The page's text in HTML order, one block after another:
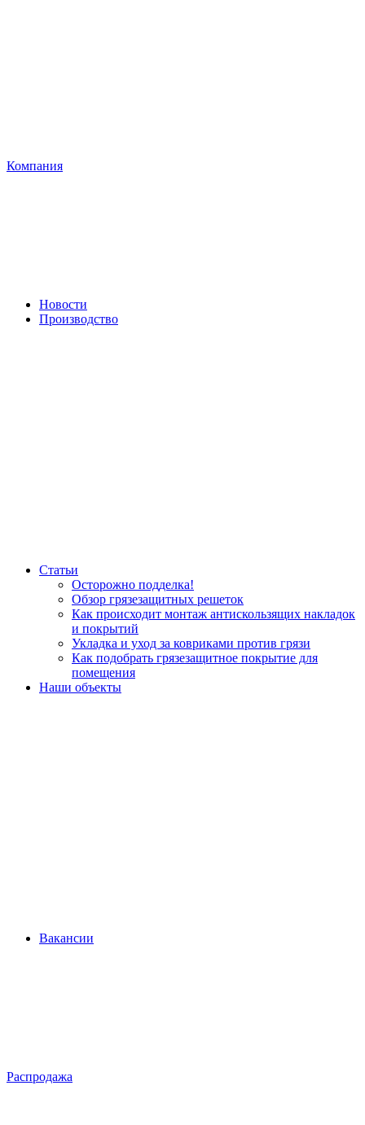
Компания
Новости
Производство
Статьи
Осторожно подделка!
Обзор грязезащитных решеток
Как происходит монтаж антискользящих накладок
и покрытий
Укладка и уход за ковриками против грязи
Как подобрать грязезащитное покрытие для
помещения
Наши объекты
Вакансии
Распродажа